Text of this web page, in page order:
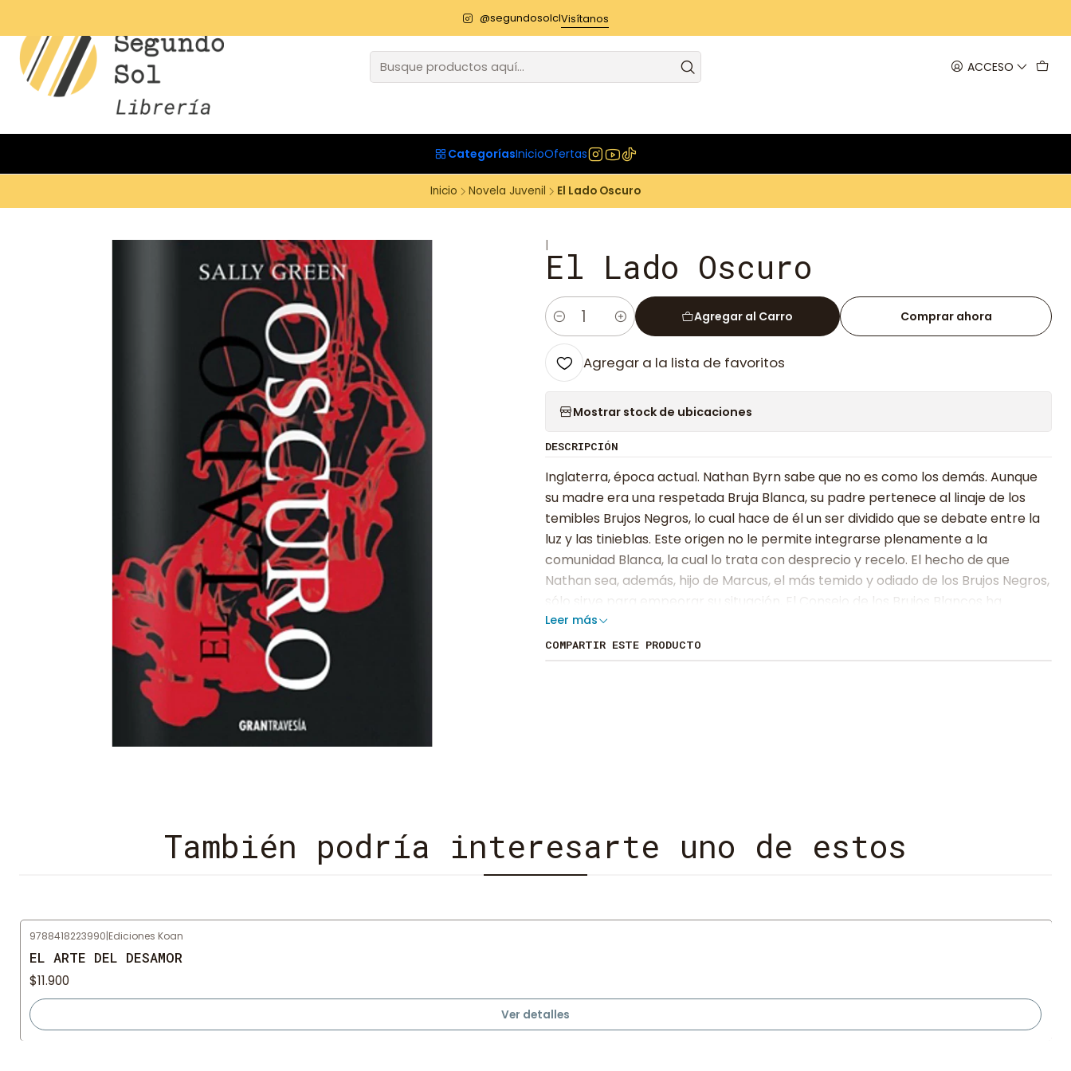
ACCESO
CategoríasInicioOfertas
@segundosolclVisítanos
Inicio Novela Juvenil El Lado Oscuro
|
El Lado Oscuro
Cantidad
Agregar al Carro Comprar ahora
Agregar a la lista de favoritos
Mostrar stock de ubicaciones
DESCRIPCIÓN
Inglaterra, época actual. Nathan Byrn sabe que no es como los demás. Aunque
su madre era una respetada Bruja Blanca, su padre pertenece al linaje de los
temibles Brujos Negros, lo cual hace de él un ser dividido que se debate entre la
luz y las tinieblas. Este origen no le permite integrarse plenamente a la
comunidad Blanca, la cual lo trata con desprecio y recelo. El hecho de que
Nathan sea, además, hijo de Marcus, el más temido y odiado de los Brujos Negros,
sólo sirve para empeorar su situación. El Consejo de los Brujos Blancos ha
decidido someterlo a un control brutal para evitar que su lado sombrío se
imponga. No obstante, llega el momento en el que Nathan decide convertirse en
el dueño de su destino: será él y nadie más quien determine su camino. Paginas:
Leer más
COMPARTIR ESTE PRODUCTO
También podría interesarte uno de estos
9788418223990|Ediciones Koan
EL ARTE DEL DESAMOR
$11.900
Ver detalles